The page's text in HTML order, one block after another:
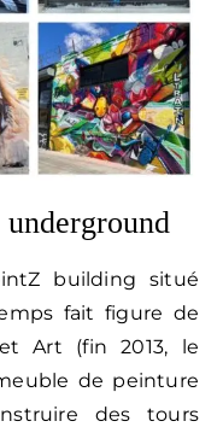
building situé
fait figure de
Art (fin 2013, le
de peinture
des tours